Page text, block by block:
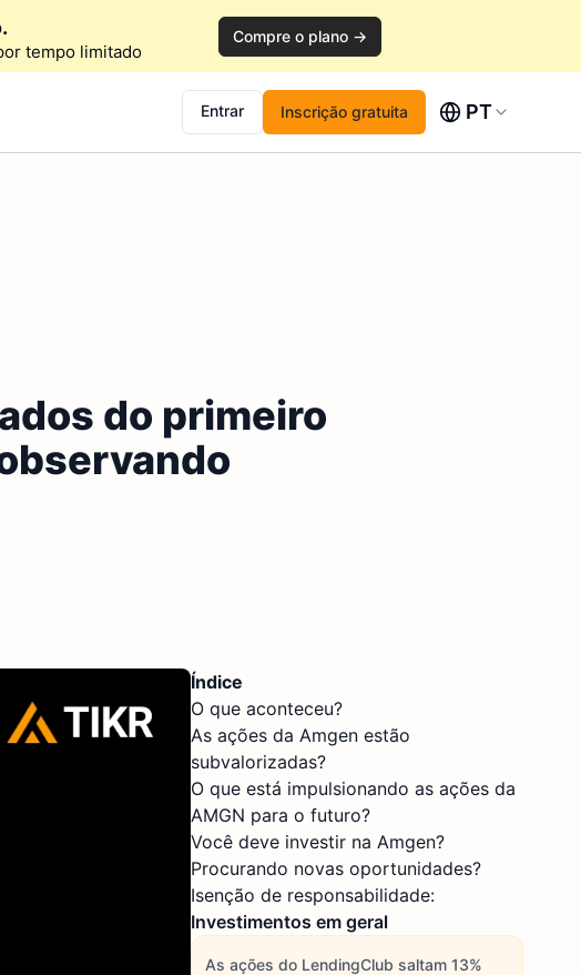
tempo limitado
Compre o plano →
Entrar Inscrição gratuita PT
do primeiro
Índice
O que aconteceu?
As ações da Amgen estão
subvalorizadas?
O que está impulsionando as ações da
AMGN para o futuro?
Você deve investir na Amgen?
Procurando novas oportunidades?
Isenção de responsabilidade:
Investimentos em geral
As ações do LendingClub saltam 13%